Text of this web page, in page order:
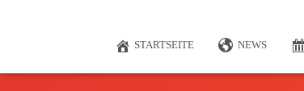
STARTSEITE NEWS